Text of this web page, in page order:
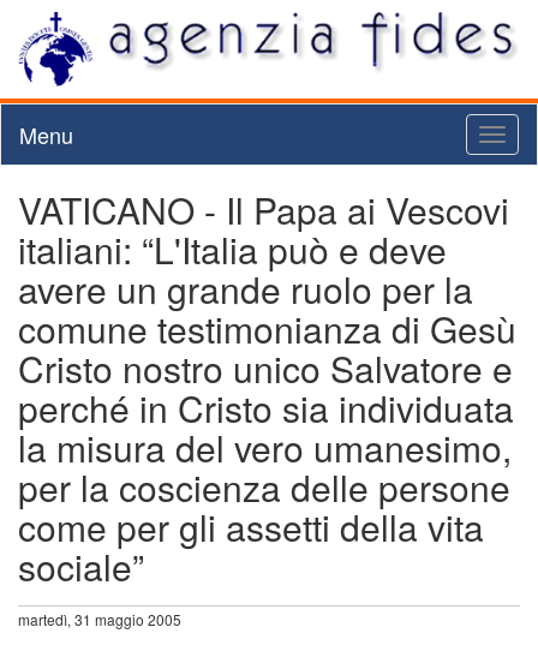
Menu
VATICANO - Il Papa ai Vescovi
italiani: “L'Italia può e deve
avere un grande ruolo per la
comune testimonianza di Gesù
Cristo nostro unico Salvatore e
perché in Cristo sia individuata
la misura del vero umanesimo,
per la coscienza delle persone
come per gli assetti della vita
sociale”
martedì, 31 maggio 2005